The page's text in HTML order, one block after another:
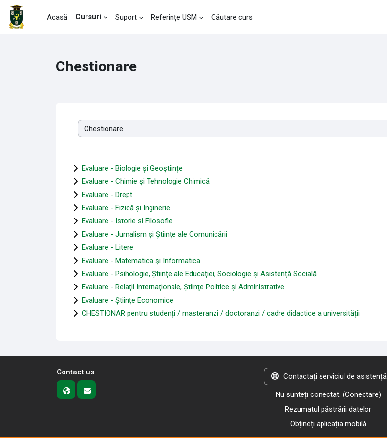
Sari la conţinutul principal
Acasă
Cursuri Suport Referințe USM Căutare curs
Chestionare
Categorii curs
Evaluare - Biologie și Geoștiințe
Evaluare - Chimie și Tehnologie Chimică
Evaluare - Drept
Evaluare - Fizică şi Inginerie
Evaluare - Istorie si Filosofie
Evaluare - Jurnalism şi Ştiinţe ale Comunicării
Evaluare - Litere
Evaluare - Matematica și Informatica
Evaluare - Psihologie, Ştiinţe ale Educaţiei, Sociologie și Asistență Socială
Evaluare - Relaţii Internaţionale, Știinţe Politice și Administrative
Evaluare - Știinţe Economice
CHESTIONAR pentru studenți / masteranzi / doctoranzi / cadre didactice a universității
Contact us Contactați serviciul de asistență
Nu sunteți conectat. (Conectare)
Rezumatul păstrării datelor
Obțineți aplicația mobilă